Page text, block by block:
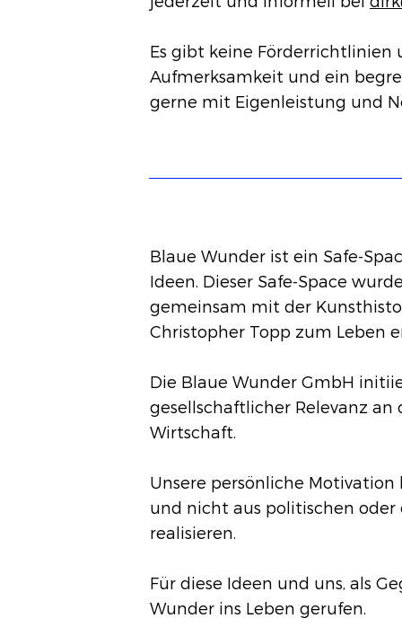
Es gibt keine Förderrichtlinien
Aufmerksamkeit und ein
gerne mit Eigenleistung und
Blaue Wunder ist ein Safe-
Ideen. Dieser Safe-Space
gemeinsam mit der
Christopher Topp zum Leben
Die Blaue Wunder GmbH
gesellschaftlicher Relevanz
Wirtschaft.
Unsere persönliche
und nicht aus politischen oder
realisieren.
Für diese Ideen und uns, als
Wunder ins Leben gerufen.